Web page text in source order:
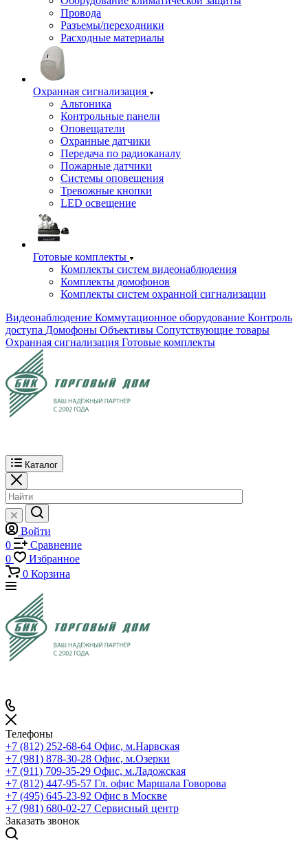
Провода
Разъемы/переходники
Расходные материалы
Охранная сигнализация
Альтоника
Контрольные панели
Оповещатели
Охранные датчики
Передача по радиоканалу
Пожарные датчики
Системы оповещения
Тревожные кнопки
LED освещение
Готовые комплекты
Комплекты систем видеонаблюдения
Комплекты домофонов
Комплекты систем охранной сигнализации
Видеонаблюдение Коммутационное оборудование Контроль
доступа Домофоны Объективы Сопутствующие товары
Охранная сигнализация Готовые комплекты
Каталог
Войти
0
Сравнение
0
Избранное
0 Корзина
Телефоны
+7 (812) 252-68-64 Офис, м.Нарвская
+7 (981) 878-30-28 Офис, м.Озерки
+7 (911) 709-35-29 Офис, м.Ладожская
+7 (812) 447-95-57 Гл. офис Маршала Говорова
+7 (495) 645-23-92 Офис в Москве
+7 (981) 680-02-27 Сервисный центр
Заказать звонок